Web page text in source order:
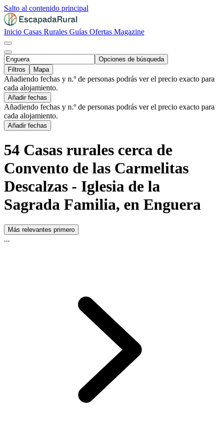
Salto al contenido principal
Inicio Casas Rurales Guías Ofertas Magazine
Opciones de búsqueda
Filtros
Mapa
Añadiendo fechas y n.º de personas podrás ver el precio exacto para
cada alojamiento.
Añadir fechas
Añadiendo fechas y n.º de personas podrás ver el precio exacto para
cada alojamiento.
Añadir fechas
54 Casas rurales cerca de
Convento de las Carmelitas
Descalzas - Iglesia de la
Sagrada Familia, en Enguera
Más relevantes primero
...